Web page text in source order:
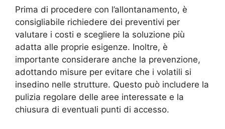
Prima di procedere con l’allontanamento, è
consigliabile richiedere dei preventivi per
valutare i costi e scegliere la soluzione più
adatta alle proprie esigenze. Inoltre, è
importante considerare anche la prevenzione,
adottando misure per evitare che i volatili si
insedino nelle strutture. Questo può includere la
pulizia regolare delle aree interessate e la
chiusura di eventuali punti di accesso.